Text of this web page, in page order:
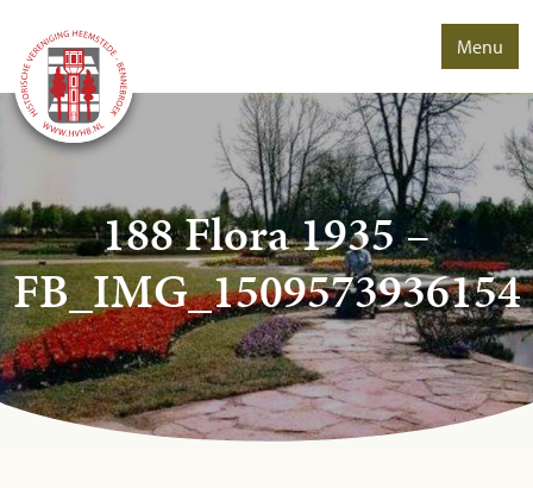
Menu
188 Flora 1935 –
FB_IMG_1509573936154